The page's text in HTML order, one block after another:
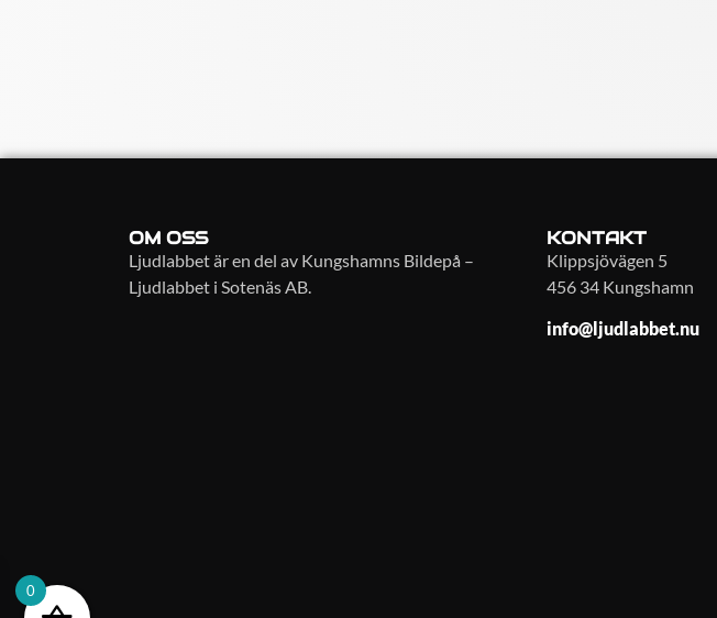
OM OSS
Ljudlabbet är en del av Kungshamns Bildepå –
Ljudlabbet i Sotenäs AB.
KONTAKT
Klippsjövägen 5
456 34 Kungshamn
info@ljudlabbet.nu
0